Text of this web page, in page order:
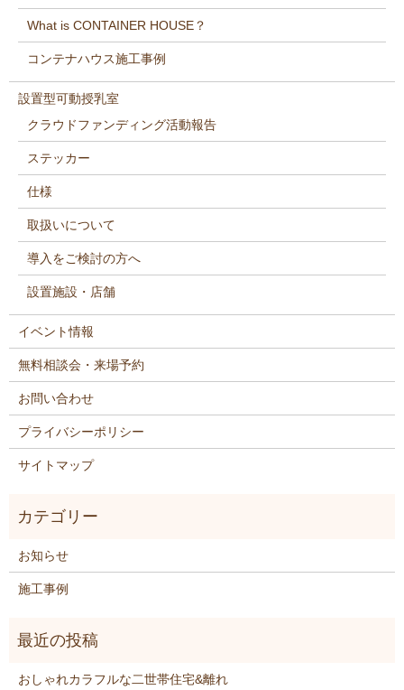
What is CONTAINER HOUSE？
コンテナハウス施工事例
設置型可動授乳室
クラウドファンディング活動報告
ステッカー
仕様
取扱いについて
導入をご検討の方へ
設置施設・店舗
イベント情報
無料相談会・来場予約
お問い合わせ
プライバシーポリシー
サイトマップ
お知らせ
施工事例
おしゃれカラフルな二世帯住宅&離れ